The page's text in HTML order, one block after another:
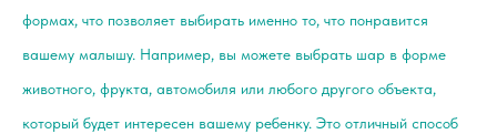
формах, что позволяет выбирать именно то, что понравится
вашему малышу. Например, вы можете выбрать шар в форме
животного, фрукта, автомобиля или любого другого объекта,
который будет интересен вашему ребенку. Это отличный способ